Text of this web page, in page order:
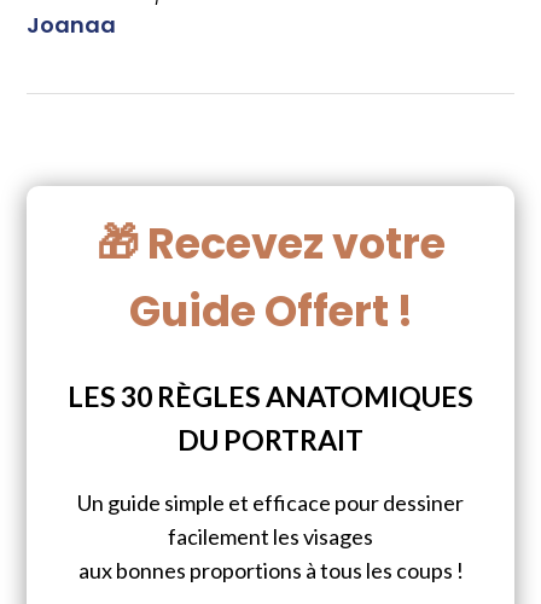
Joanaa
🎁 Recevez votre
Guide Offert !
LES 30 RÈGLES ANATOMIQUES
DU PORTRAIT
Un guide simple et efficace pour dessiner
facilement les visages
aux bonnes proportions à tous les coups !